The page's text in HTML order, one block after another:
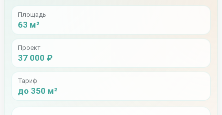
Площадь
63 м²
Проект
37 000 ₽
Тариф
до 350 м²